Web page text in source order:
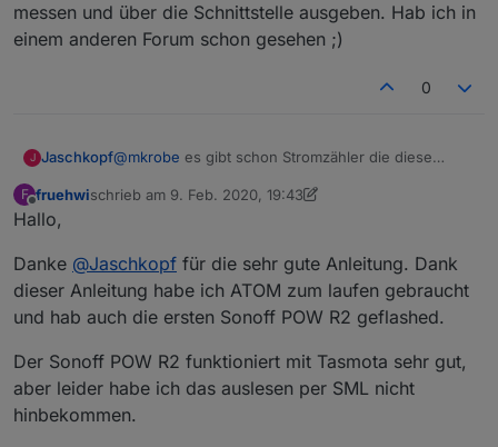
einstellungen -> gerät konfigurieren -> D7
GPIO13 Led1i "none" hatte hier zuvor "IRrecv"
Kann mir nicht vorstellen, dass das möglich ist!
Ist doch nur ein Lesekopf der die Summe ausliest.
warten, da kommt dann über jede Phase ein Adapter.
messen und über die Schnittstelle ausgeben. Hab ich in
einem anderen Forum schon gesehen ;)
0
J Jaschkopf@mkrobe es gibt schon Stromzähler die diese
Hab ich in einem anderen Forum schon gesehen ;)
F
Offline
fruehwischrieb am 9. Feb. 2020, 19:43
zuletzt editiert von fruehwi2. Okt. 2020, 21:49
Hallo,
Danke @Jaschkopf für die sehr gute Anleitung. Dank
dieser Anleitung habe ich ATOM zum laufen gebraucht
und hab auch die ersten Sonoff POW R2 geflashed.
Der Sonoff POW R2 funktioniert mit Tasmota sehr gut,
aber leider habe ich das auslesen per SML nicht
hinbekommen.